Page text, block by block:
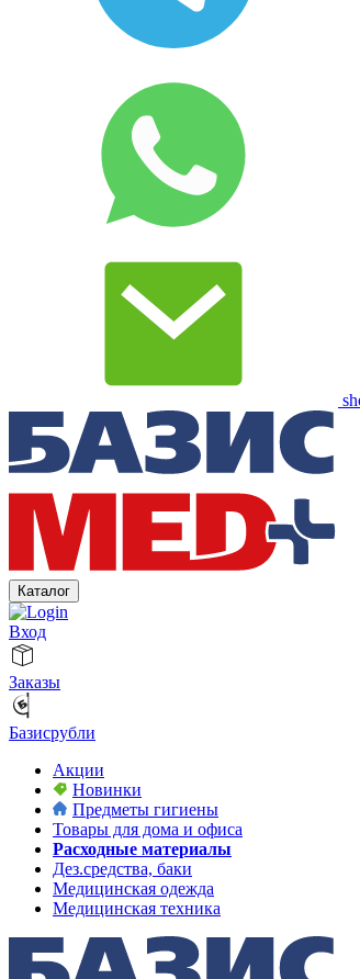
Каталог
Вход
Заказы
Базисрубли
Акции
Новинки
Предметы гигиены
Товары для дома и офиса
Расходные материалы
Дез.средства, баки
Медицинская одежда
Медицинская техника